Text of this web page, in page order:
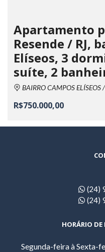
Apartamento
Resende / RJ,
Elíseos, 3
suíte, 2
BAIRRO CAMPOS ELÍSEOS
R$750.000,00
(24)
(24)
HORÁRIO
Segunda-feira à Sexta-